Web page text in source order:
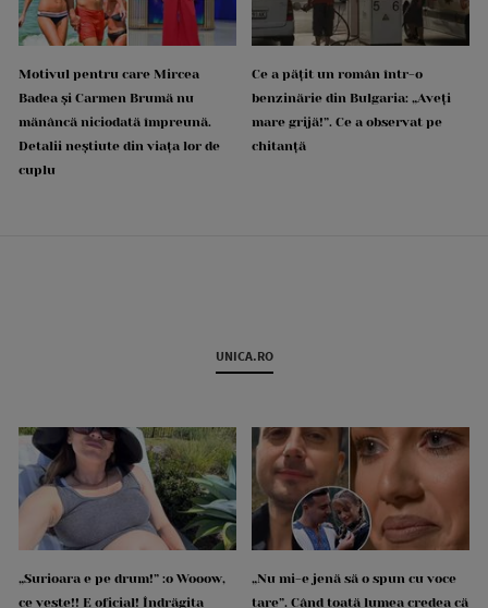
Motivul pentru care Mircea
Badea și Carmen Brumă nu
mănâncă niciodată împreună.
Detalii neștiute din viața lor de
cuplu
Ce a pățit un român într-o
benzinărie din Bulgaria: „Aveți
mare grijă!”. Ce a observat pe
chitanță
UNICA.RO
„Surioara e pe drum!” :o Wooow,
ce veste!! E oficial! Îndrăgita
„Nu mi-e jenă să o spun cu voce
tare”. Când toată lumea credea că